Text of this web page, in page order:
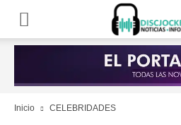
Inicio CELEBRIDADES